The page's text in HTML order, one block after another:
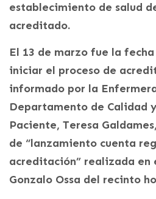
establecimiento de salud
acreditado.
El 13 de marzo fue la
iniciar el proceso de
informado por la
Departamento de Calidad
Paciente, Teresa
de “lanzamiento cuenta
acreditación” realizada en
Gonzalo Ossa del recinto